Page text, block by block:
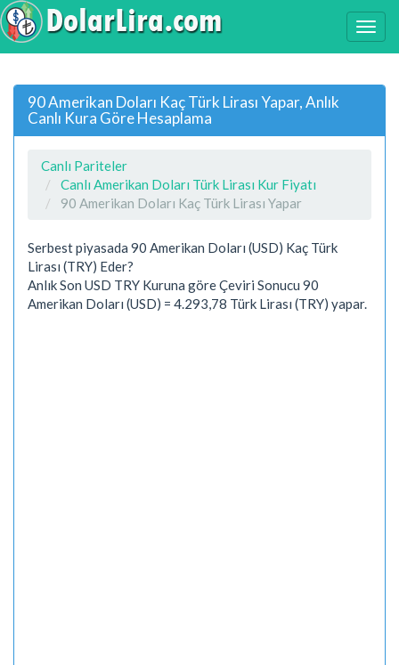
90 Amerikan Doları Kaç Türk Lirası Yapar, Anlık
Canlı Kura Göre Hesaplama
Canlı Pariteler
Canlı Amerikan Doları Türk Lirası Kur Fiyatı
90 Amerikan Doları Kaç Türk Lirası Yapar
Serbest piyasada 90 Amerikan Doları (USD) Kaç Türk
Lirası (TRY) Eder?
Anlık Son USD TRY Kuruna göre Çeviri Sonucu 90
Amerikan Doları (USD) = 4.293,78 Türk Lirası (TRY) yapar.